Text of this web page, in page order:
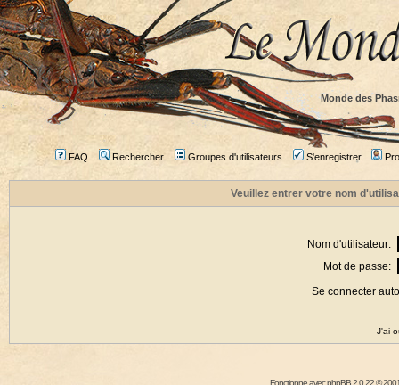
Monde des
FAQ Rechercher Groupes d'utilisateurs S'enregistrer
Veuillez entrer votre nom
Nom d'utilisateur:
Mot de passe:
Se connecter
J'ai
Fonctionne avecphpBB2.0.22 ©